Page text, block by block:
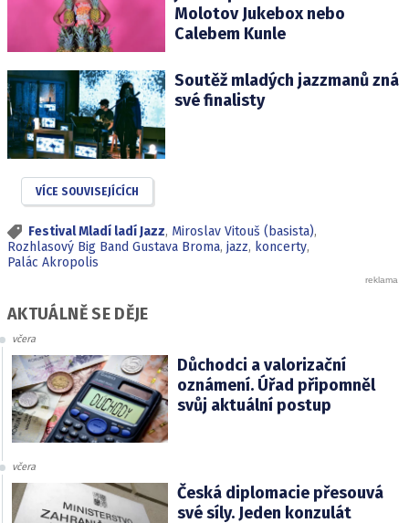
Molotov Jukebox nebo
Calebem Kunle
Soutěž mladých jazzmanů zná
své finalisty
VÍCE SOUVISEJÍCÍCH
Festival Mladí ladí Jazz, Miroslav Vitouš (basista),
Rozhlasový Big Band Gustava Broma, jazz, koncerty,
Palác Akropolis
AKTUÁLNĚ SE DĚJE
včera
Důchodci a valorizační
oznámení. Úřad připomněl
svůj aktuální postup
včera
Česká diplomacie přesouvá
své síly. Jeden konzulát